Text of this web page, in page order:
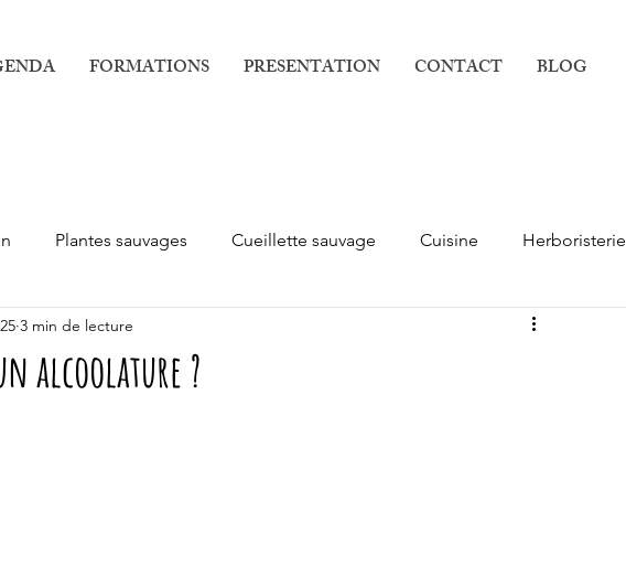
FORMATIONS PRESENTATION CONTACT BLOG
Plantes sauvages Cueillette sauvage Cuisine Herboristerie
alcoolature ?
3 min de lecture